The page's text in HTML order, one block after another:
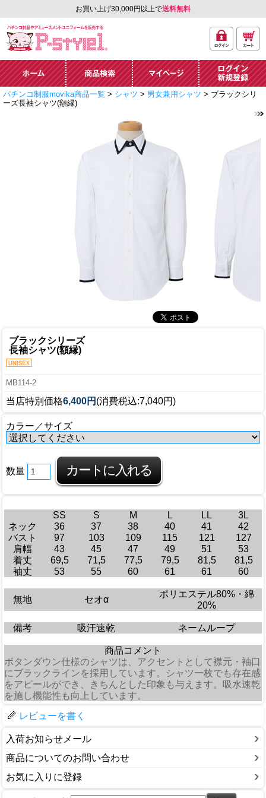
お買い上げ30,000円以上で送料無料
ーズメントユニフォー
ム通販「P-style 1」.
イン
ト
ホーム 商品検索 マイページ
ログイン・新規
パチンコ制服movika商品一覧 > シャツ > 男女兼用シャツ > ブラックシリ
ーズ長袖シャツ(額縁)
ブラックシリーズ
長袖シャツ(額縁)
MB114-2
当店特別価格6,400円 (消費税込:7,040円)
カラー／サイズ
数量
SS S M L LL
3L
ネック
36 37 38 40 41
42
バスト
97 103 109 115 121
127
肩幅
43 45 47 49 51
53
着丈
69,5 71,5 77,5 79,5 81,5
81,5
袖丈
53 55 60 61 61 60
無地 セオα
ポリエステル80%・綿
20%
備考 吸汗速乾 ネームループ
商品コメント
ボタンダウン仕様のシャツは、アクセントとして襟元・袖口
にブラックラインを採用しています。シャツ一枚でも存在感
をアピールができ、きちんとした印象も与えます。吸水速乾
を施し機能性も向上しています。
レビューを書く
入荷お知らせメール
商品についてのお問い合わせ
お気に入りに登録